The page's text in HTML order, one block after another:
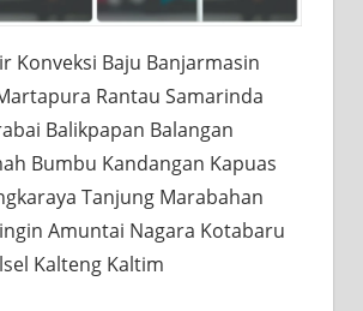
Konveksi Baju Banjarmasin
Rantau Samarinda
Balikpapan Balangan
Bumbu Kandangan Kapuas
Tanjung Marabahan
Amuntai Nagara Kotabaru
Kalteng Kaltim